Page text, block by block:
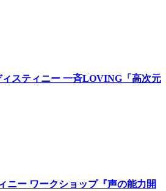
ィスティニー 一斉LOVING「高次元
ニー ワークショップ『声の能力開